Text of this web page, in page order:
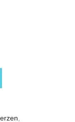
BRAUNE BEN“